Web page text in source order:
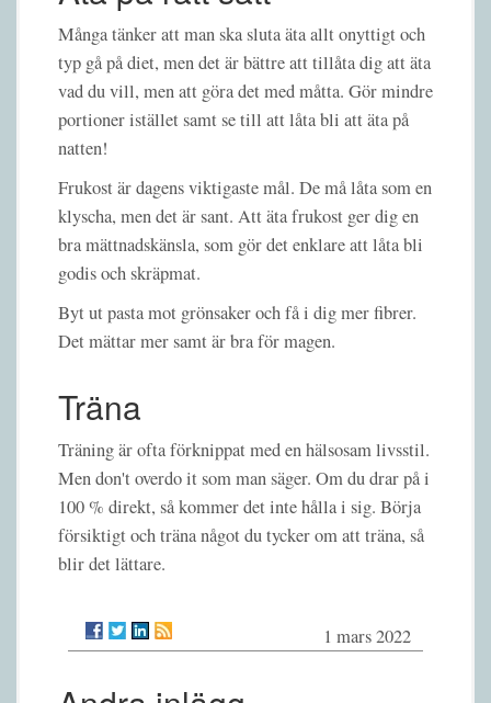
Många tänker att man ska sluta äta allt onyttigt och
typ gå på diet, men det är bättre att tillåta dig att äta
vad du vill, men att göra det med måtta. Gör mindre
portioner istället samt se till att låta bli att äta på
natten!
Frukost är dagens viktigaste mål. De må låta som en
klyscha, men det är sant. Att äta frukost ger dig en
bra mättnadskänsla, som gör det enklare att låta bli
godis och skräpmat.
Byt ut pasta mot grönsaker och få i dig mer fibrer.
Det mättar mer samt är bra för magen.
Träna
Träning är ofta förknippat med en hälsosam livsstil.
Men don't overdo it som man säger. Om du drar på i
100 % direkt, så kommer det inte hålla i sig. Börja
försiktigt och träna något du tycker om att träna, så
blir det lättare.
1 mars 2022